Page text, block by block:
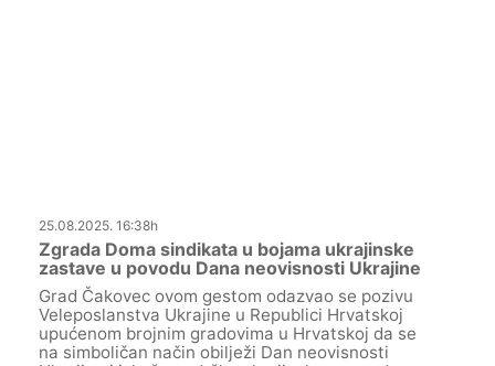
25.08.2025. 16:38h
Zgrada Doma sindikata u bojama ukrajinske
zastave u povodu Dana neovisnosti Ukrajine
Grad Čakovec ovom gestom odazvao se pozivu
Veleposlanstva Ukrajine u Republici Hrvatskoj
upućenom brojnim gradovima u Hrvatskoj da se
na simboličan način obilježi Dan neovisnosti